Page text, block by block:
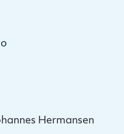
Hermansen